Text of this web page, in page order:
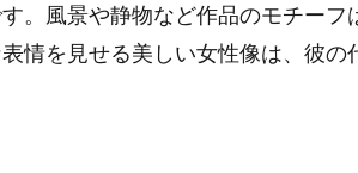
。風景や静物など作品のモチーフ
情を見せる美しい女性像は、彼の